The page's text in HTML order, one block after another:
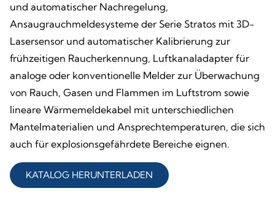
und automatischer Nachregelung,
Ansaugrauchmeldesysteme der Serie Stratos mit 3D-
Lasersensor und automatischer Kalibrierung zur
frühzeitigen Raucherkennung, Luftkanaladapter für
analoge oder konventionelle Melder zur Überwachung
von Rauch, Gasen und Flammen im Luftstrom sowie
lineare Wärmemeldekabel mit unterschiedlichen
Mantelmaterialien und Ansprechtemperaturen, die sich
auch für explosionsgefährdete Bereiche eignen.
KATALOG HERUNTERLADEN